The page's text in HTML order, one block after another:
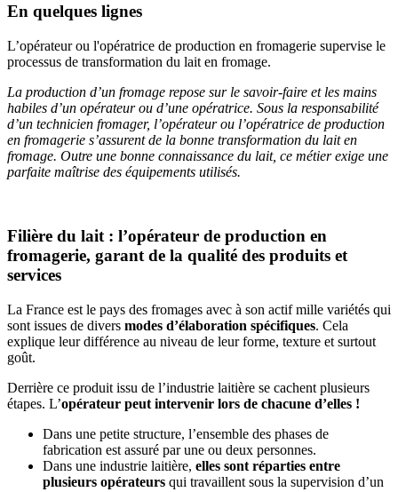
En quelques lignes
L’opérateur ou l'opératrice de production en fromagerie supervise le
processus de transformation du lait en fromage.
La production d’un fromage repose sur le savoir-faire et les mains
habiles d’un opérateur ou d’une opératrice. Sous la responsabilité
d’un technicien fromager, l’opérateur ou l’opératrice de production
en fromagerie s’assurent de la bonne transformation du lait en
fromage. Outre une bonne connaissance du lait, ce métier exige une
parfaite maîtrise des équipements utilisés.
Filière du lait : l’opérateur de production en
fromagerie, garant de la qualité des produits et
services
La France est le pays des fromages avec à son actif mille variétés qui
sont issues de divers modes d’élaboration spécifiques. Cela
explique leur différence au niveau de leur forme, texture et surtout
goût.
Derrière ce produit issu de l’industrie laitière se cachent plusieurs
étapes. L’opérateur peut intervenir lors de chacune d’elles !
Dans une petite structure, l’ensemble des phases de
fabrication est assuré par une ou deux personnes.
Dans une industrie laitière, elles sont réparties entre
plusieurs opérateurs qui travaillent sous la supervision d’un